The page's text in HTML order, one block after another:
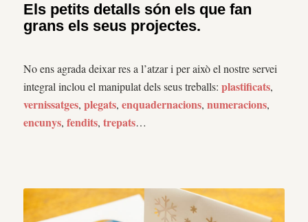
Els petits detalls són els que fan
grans els seus projectes.
No ens agrada deixar res a l’atzar i per això el nostre servei
integral inclou el manipulat dels seus treballs: plastificats,
vernissatges, plegats, enquadernacions, numeracions,
encunys, fendits, trepats…